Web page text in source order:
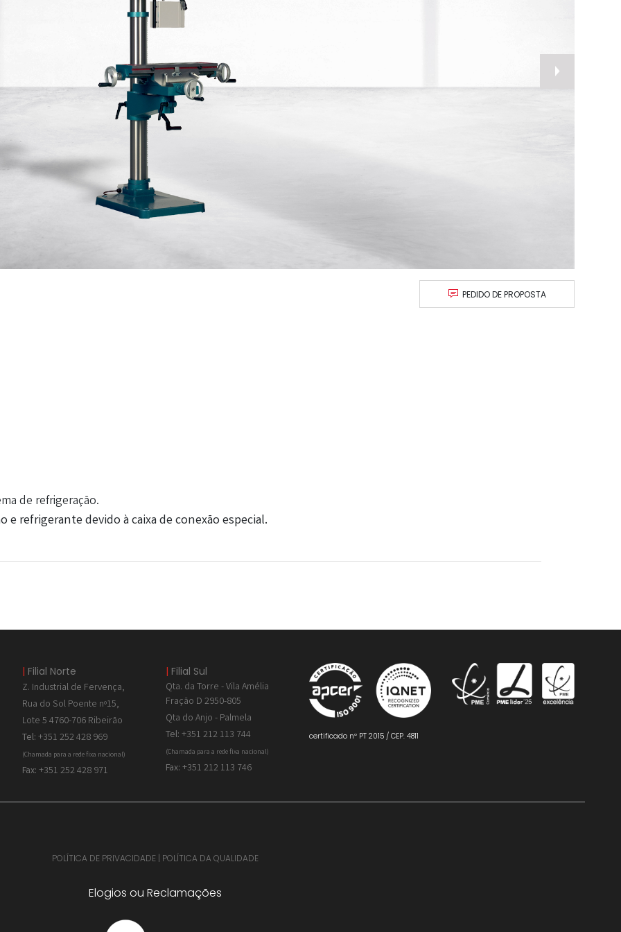
PEDIDO DE PROPOSTA
de refrigeração.
e refrigerante devido à caixa de conexão especial.
| Filial Norte
Z. Industrial de Fervença,
Rua do Sol Poente nº15,
Lote 5 4760-706 Ribeirão
Tel:+351 252 428 969
(Chamada para a rede fixa nacional)
Fax:+351 252 428 971
| Filial Sul
Qta. da Torre - Vila Amélia
Fração D 2950-805
Qta do Anjo - Palmela
Tel: +351 212 113 744
(Chamada para a rede fixa nacional)
Fax: +351 212 113 746
certificado nº PT 2015 / CEP. 4811
POLÍTICA DE PRIVACIDADE | POLÍTICA DA QUALIDADE
Elogios ou Reclamações